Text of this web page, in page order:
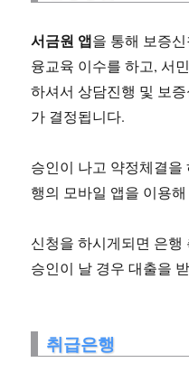
서금원 앱을 통해 보증
융교육 이수를 하고, 서
하셔서 상담진행 및 보
가 결정됩니다.
승인이 나고 약정체결
행의 모바일 앱을 이용
신청을 하시게되면 은행
승인이 날 경우 대출을
취급은행